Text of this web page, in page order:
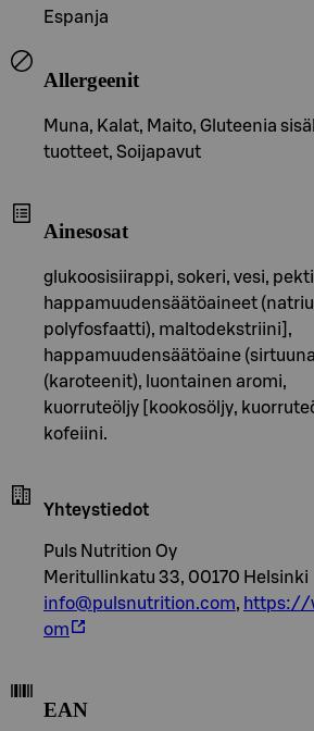
Espanja
Allergeenit
Muna, Kalat, Maito, Gluteenia
tuotteet, Soijapavut
Ainesosat
glukoosisiirappi, sokeri, vesi,
happamuudensäätöaineet
polyfosfaatti), maltodekstriini],
happamuudensäätöaine
(karoteenit), luontainen aromi,
kuorruteöljy [kookosöljy,
kofeiini.
Yhteystiedot
Puls Nutrition Oy
Meritullinkatu 33, 00170 Helsinki
info@pulsnutrition.com, https://
om
EAN